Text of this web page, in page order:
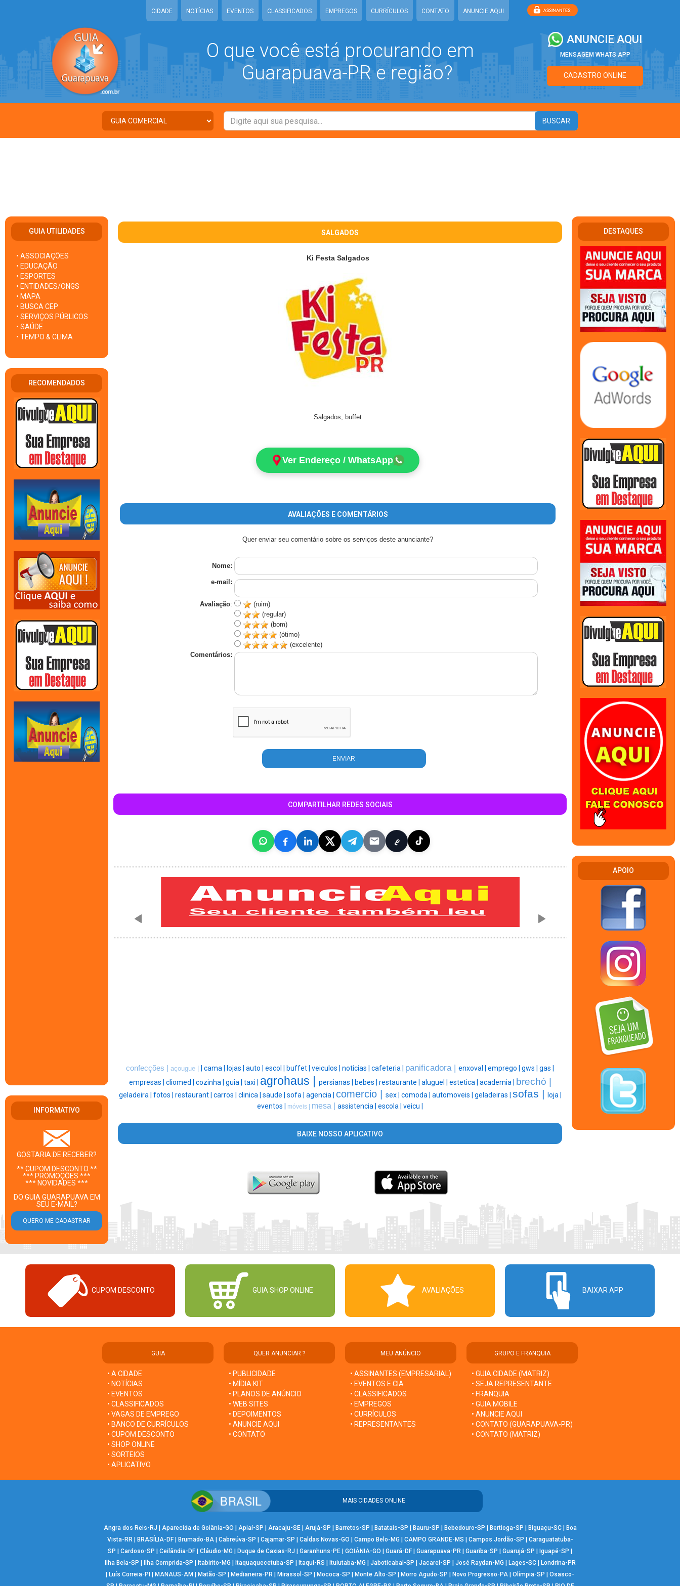
CIDADE NOTÍCIAS EVENTOS CLASSIFICADOS EMPREGOS CURRÍCULOS CONTATO ANUNCIE AQUI
O que você está procurando em
Guarapuava-PR e região?
ANUNCIE AQUI
MENSAGEM WHATS APP
CADASTRO ONLINE
GUIA UTILIDADES
• ASSOCIAÇÕES
• EDUCAÇÃO
• ESPORTES
• ENTIDADES/ONGS
• MAPA
• BUSCA CEP
• SERVIÇOS PÚBLICOS
• SAÚDE
• TEMPO & CLIMA
RECOMENDADOS
INFORMATIVO
GOSTARIA DE RECEBER?
** CUPOM DESCONTO **
*** PROMOÇÕES ***
*** NOVIDADES ***
DO GUIA GUARAPUAVA EM
SEU E-MAIL?
SALGADOS
Ki Festa Salgados
Salgados, buffet
Ver Endereço / WhatsApp
AVALIAÇÕES E COMENTÁRIOS
Quer enviar seu comentário sobre os serviços deste anunciante?
Nome:
e-mail:
Avaliação:
(ruim)
(regular)
(bom)
(ótimo)
(excelente)
Comentários:
COMPARTILHAR REDES SOCIAIS
confecções | açougue | cama | lojas | auto | escol | buffet | veiculos | noticias | cafeteria | panificadora | enxoval | emprego | gws | gas |
empresas | cliomed | cozinha | guia | taxi | agrohaus | persianas | bebes | restaurante | aluguel | estetica | academia | brechó |
geladeira | fotos | restaurant | carros | clinica | saude | sofa | agencia | comercio | sex | comoda | automoveis | geladeiras | sofas |
loja |
eventos |
móveis | mesa | assistencia | escola | veicu |
BAIXE NOSSO APLICATIVO
DESTAQUES
APOIO
CUPOM DESCONTO GUIA SHOP ONLINE AVALIAÇÕES BAIXAR APP
GUIA
• A CIDADE
• NOTÍCIAS
• EVENTOS
• CLASSIFICADOS
• VAGAS DE EMPREGO
• BANCO DE CURRÍCULOS
• CUPOM DESCONTO
• SHOP ONLINE
• SORTEIOS
• APLICATIVO
QUER ANUNCIAR ?
• PUBLICIDADE
• MÍDIA KIT
• PLANOS DE ANÚNCIO
• WEB SITES
• DEPOIMENTOS
• ANUNCIE AQUI
• CONTATO
MEU ANÚNCIO
• ASSINANTES (EMPRESARIAL)
• EVENTOS E CIA
• CLASSIFICADOS
• EMPREGOS
• CURRÍCULOS
• REPRESENTANTES
GRUPO E FRANQUIA
• GUIA CIDADE (MATRIZ)
• SEJA REPRESENTANTE
• FRANQUIA
• GUIA MOBILE
• ANUNCIE AQUI
• CONTATO (GUARAPUAVA-PR)
• CONTATO (MATRIZ)
MAIS CIDADES ONLINE
Angra dos Reis-RJ | Aparecida de Goiânia-GO | Apiaí-SP | Aracaju-SE| Arujá-SP | Barretos-SP | Batatais-SP | Bauru-SP | Bebedouro-SP | Bertioga-SP | Biguaçu-SC| Boa
Vista-RR | BRASÍLIA-DF| Brumado-BA| Cabreúva-SP | Cajamar-SP | Caldas Novas-GO | Campo Belo-MG | CAMPO GRANDE-MS | Campos Jordão-SP | Caraguatatuba-
SP | Cardoso-SP | Ceilândia-DF | Cláudio-MG | Duque de Caxias-RJ | Garanhuns-PE | GOIÂNIA-GO | Guará-DF | Guarapuava-PR | Guariba-SP | Guarujá-SP | Iguapé-SP |
Ilha Bela-SP | Ilha Comprida-SP | Itabirito-MG | Itaquaquecetuba-SP | Itaqui-RS | Ituiutaba-MG | Jaboticabal-SP | Jacareí-SP | José Raydan-MG | Lages-SC| Londrina-PR
| Luís Correia-PI | MANAUS-AM | Matão-SP | Medianeira-PR | Mirassol-SP | Mococa-SP | Monte Alto-SP | Morro Agudo-SP | Novo Progresso-PA | Olímpia-SP | Osasco-